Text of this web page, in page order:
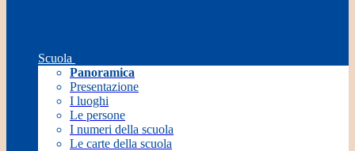
Scuola
Panoramica
Presentazione
I luoghi
Le persone
I numeri della scuola
Le carte della scuola